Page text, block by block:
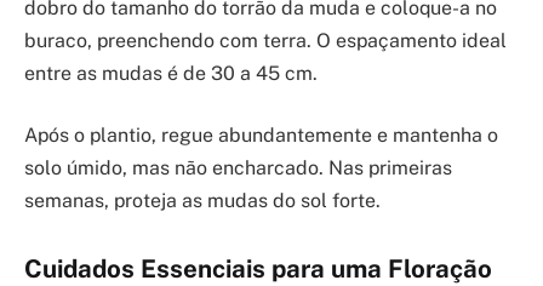
dobro do tamanho do torrão da muda e coloque-a no
buraco, preenchendo com terra. O espaçamento ideal
entre as mudas é de 30 a 45 cm.
Após o plantio, regue abundantemente e mantenha o
solo úmido, mas não encharcado. Nas primeiras
semanas, proteja as mudas do sol forte.
Cuidados Essenciais para uma Floração